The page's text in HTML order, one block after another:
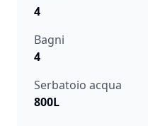
4
Bagni
4
Serbatoio acqua
800L